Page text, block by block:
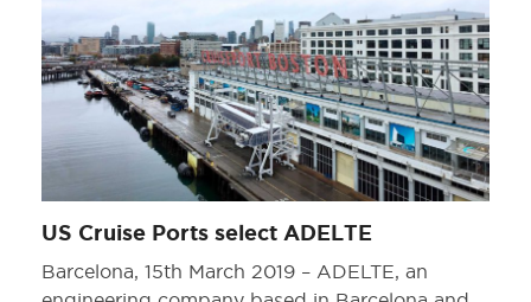
US Cruise Ports select ADELTE
Barcelona, 15th March 2019 – ADELTE, an